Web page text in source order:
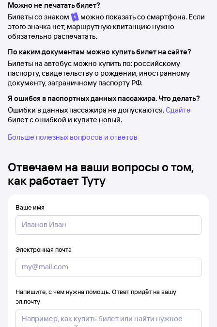
Можно не печатать билет?
Билеты со знаком
можно показать со смартфона. Если
этого значка нет, маршрутную квитанцию нужно
обязательно распечатать.
По каким документам можно купить билет на сайте?
Билеты на автобус можно купить по: российскому
паспорту, свидетельству о рождении, иностранному
документу, заграничному паспорту РФ.
Я ошибся в паспортных данных пассажира. Что делать?
Ошибки в данных пассажира не допускаются.Сдайте
билет с ошибкой и купите новый.
Больше полезных вопросов и ответов
Отвечаем на ваши вопросы о том,
как работает Туту
Ваше имя
Электронная почта
Напишите, с чем нужна помощь. Ответ придёт на вашу
эл.почту